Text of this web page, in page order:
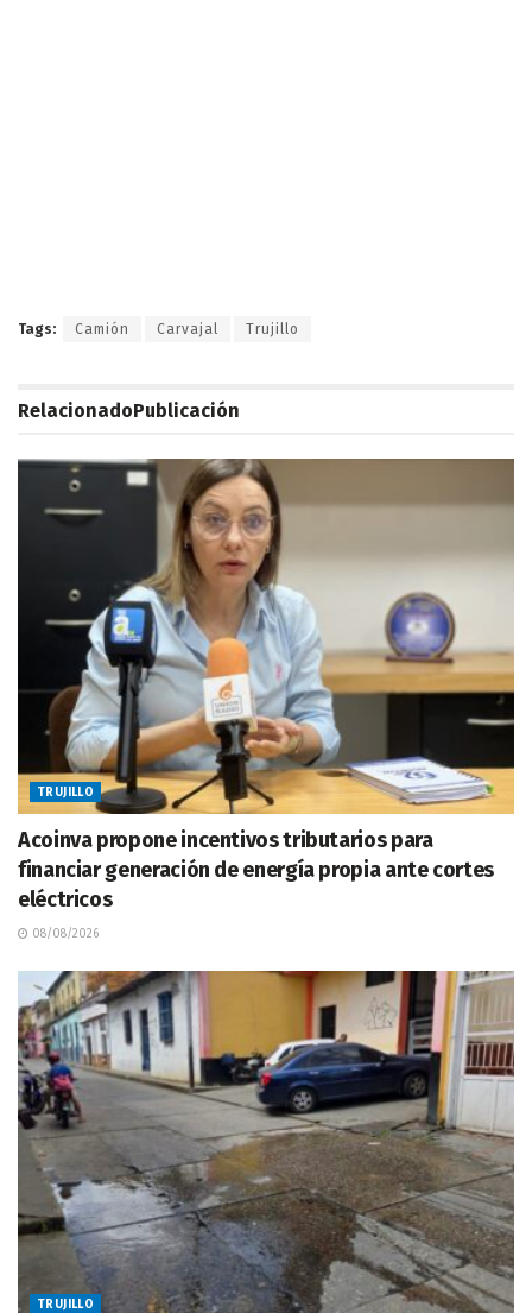
Tags: Camión Carvajal Trujillo
RelacionadoPublicación
TRUJILLO
Acoinva propone incentivos tributarios para
financiar generación de energía propia ante cortes
eléctricos
08/08/2026
TRUJILLO